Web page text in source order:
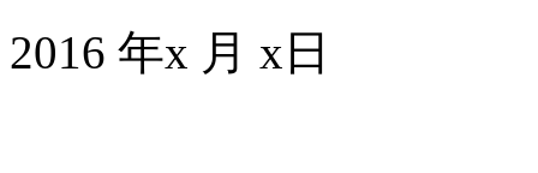
2016 年x 月 x日